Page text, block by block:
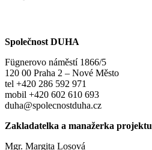
Společnost DUHA
Fügnerovo náměstí 1866/5
120 00 Praha 2 – Nové Město
tel +420 286 592 971
mobil +420 602 610 693
duha@spolecnostduha.cz
Zakladatelka a manažerka projektu
Mgr. Margita Losová